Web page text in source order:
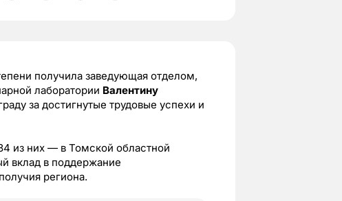
получила заведующая отделом,
лаборатории Валентину
за достигнутые трудовые успехи и
из них — в Томской областной
вклад в поддержание
региона.